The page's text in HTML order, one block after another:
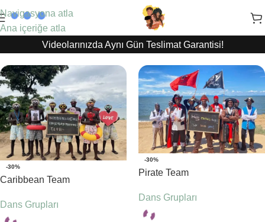
Navigasyona atla
Ana içeriğe atla
Videolarınızda Aynı Gün Teslimat Garantisi!
-30%
Caribbean Team
Dans Grupları
-30%
Pirate Team
Dans Grupları